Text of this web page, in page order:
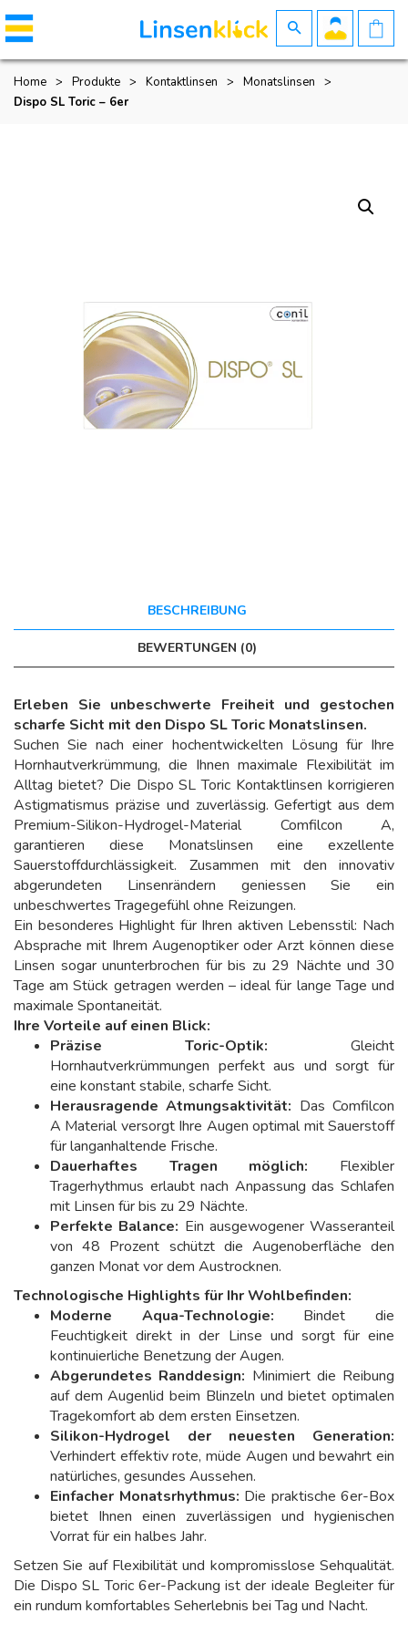
Home > Produkte > Kontaktlinsen > Monatslinsen
>
Dispo SL Toric – 6er
BESCHREIBUNG
BEWERTUNGEN (0)
Erleben Sie unbeschwerte Freiheit und gestochen
scharfe Sicht mit den Dispo SL Toric Monatslinsen.
Suchen Sie nach einer hochentwickelten Lösung für Ihre
Hornhautverkrümmung, die Ihnen maximale Flexibilität im
Alltag bietet? Die Dispo SL Toric Kontaktlinsen korrigieren
Astigmatismus präzise und zuverlässig. Gefertigt aus dem
Premium-Silikon-Hydrogel-Material Comfilcon A,
garantieren diese Monatslinsen eine exzellente
Sauerstoffdurchlässigkeit. Zusammen mit den innovativ
abgerundeten Linsenrändern geniessen Sie ein
unbeschwertes Tragegefühl ohne Reizungen.
Ein besonderes Highlight für Ihren aktiven Lebensstil: Nach
Absprache mit Ihrem Augenoptiker oder Arzt können diese
Linsen sogar ununterbrochen für bis zu 29 Nächte und 30
Tage am Stück getragen werden – ideal für lange Tage und
maximale Spontaneität.
Ihre Vorteile auf einen Blick:
Präzise Toric-Optik: Gleicht
Hornhautverkrümmungen perfekt aus und sorgt für
eine konstant stabile, scharfe Sicht.
Herausragende Atmungsaktivität: Das Comfilcon
A Material versorgt Ihre Augen optimal mit Sauerstoff
für langanhaltende Frische.
Dauerhaftes Tragen möglich: Flexibler
Tragerhythmus erlaubt nach Anpassung das Schlafen
mit Linsen für bis zu 29 Nächte.
Perfekte Balance: Ein ausgewogener Wasseranteil
von 48 Prozent schützt die Augenoberfläche den
ganzen Monat vor dem Austrocknen.
Technologische Highlights für Ihr Wohlbefinden:
Moderne Aqua-Technologie: Bindet die
Feuchtigkeit direkt in der Linse und sorgt für eine
kontinuierliche Benetzung der Augen.
Abgerundetes Randdesign: Minimiert die Reibung
auf dem Augenlid beim Blinzeln und bietet optimalen
Tragekomfort ab dem ersten Einsetzen.
Silikon-Hydrogel der neuesten Generation:
Verhindert effektiv rote, müde Augen und bewahrt ein
natürliches, gesundes Aussehen.
Einfacher Monatsrhythmus: Die praktische 6er-Box
bietet Ihnen einen zuverlässigen und hygienischen
Vorrat für ein halbes Jahr.
Setzen Sie auf Flexibilität und kompromisslose Sehqualität.
Die Dispo SL Toric 6er-Packung ist der ideale Begleiter für
ein rundum komfortables Seherlebnis bei Tag und Nacht.